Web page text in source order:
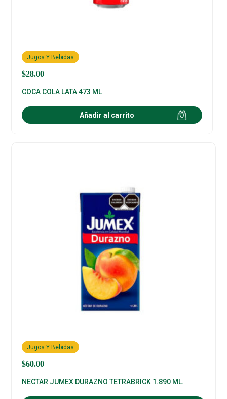
$28.00
Jugos Y Bebidas
COCA COLA LATA 473 ML
Añadir al carrito
$60.00
Jugos Y Bebidas
NECTAR JUMEX DURAZNO TETRABRICK 1.890 ML.